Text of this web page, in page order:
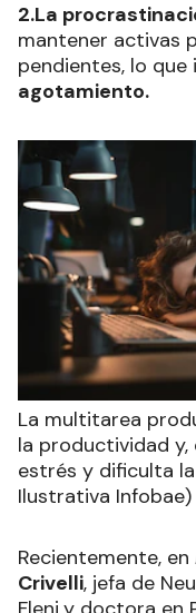
2.La
mantener activas
pendientes, lo que
agotamiento.
La multitarea
la productividad
estrés y dificulta
Ilustrativa Infobae)
Recientemente, en
Crivelli, jefa de